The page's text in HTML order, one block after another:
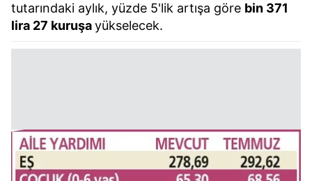
tutarındaki aylık, yüzde 5'lik artışa göre bin 371
lira 27 kuruşayükselecek.